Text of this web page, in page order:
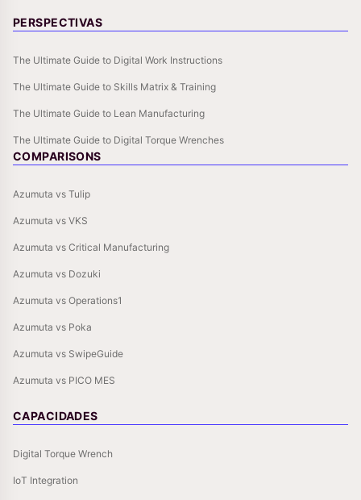
PERSPECTIVAS
The Ultimate Guide to Digital Work Instructions
The Ultimate Guide to Skills Matrix & Training
The Ultimate Guide to Lean Manufacturing
The Ultimate Guide to Digital Torque Wrenches
COMPARISONS
Azumuta vs Tulip
Azumuta vs VKS
Azumuta vs Critical Manufacturing
Azumuta vs Dozuki
Azumuta vs Operations1
Azumuta vs Poka
Azumuta vs SwipeGuide
Azumuta vs PICO MES
CAPACIDADES
Digital Torque Wrench
IoT Integration